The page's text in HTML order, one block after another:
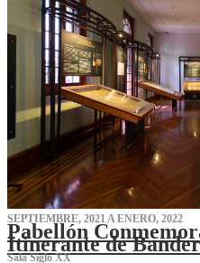
SEPTIEMBRE, 2021 A ENERO, 2022
Pabellón
Itinerante de
Sala Siglo XX